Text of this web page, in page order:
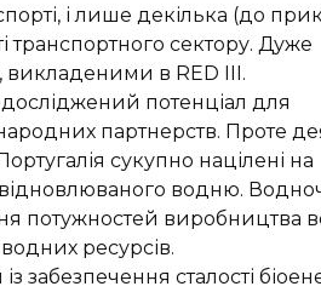
і лише декілька (до
транспортного сектору. Дуже
викладеними в RED III.
потенціал для
партнерств. Проте
сукупно націлені на
водню.
потужностей виробництва
ресурсів.
забезпечення сталості